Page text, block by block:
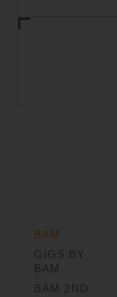
BAM
GIGS BY
BAM
BAM 2ND